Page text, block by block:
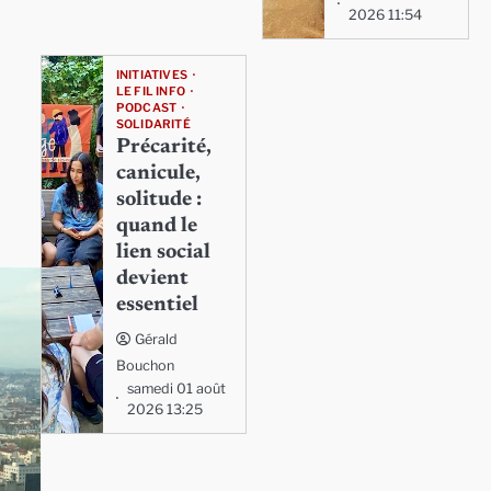
2026 11:54
INITIATIVES
LE FIL INFO
PODCAST
SOLIDARITÉ
Précarité,
canicule,
solitude :
quand le
lien social
devient
essentiel
Gérald
Bouchon
samedi 01 août
2026 13:25